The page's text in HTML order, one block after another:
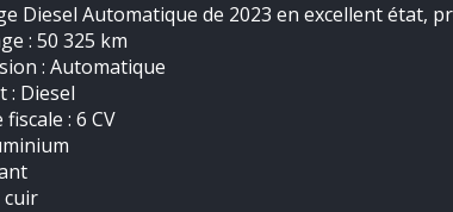
Diesel Automatique de 2023 en excellent état,
: 50 325 km
: Automatique
: Diesel
: 6 CV
cuir